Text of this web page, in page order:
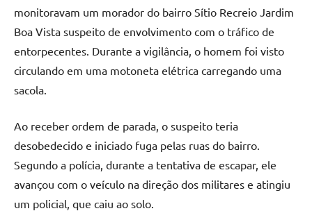
monitoravam um morador do bairro Sítio Recreio Jardim
Boa Vista suspeito de envolvimento com o tráfico de
entorpecentes. Durante a vigilância, o homem foi visto
circulando em uma motoneta elétrica carregando uma
sacola.
Ao receber ordem de parada, o suspeito teria
desobedecido e iniciado fuga pelas ruas do bairro.
Segundo a polícia, durante a tentativa de escapar, ele
avançou com o veículo na direção dos militares e atingiu
um policial, que caiu ao solo.